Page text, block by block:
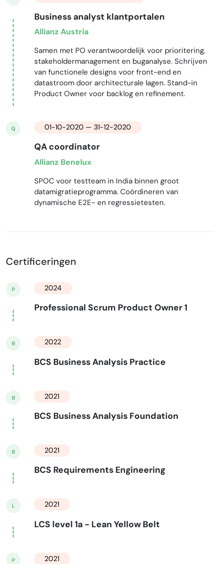
Business analyst klantportalen
Allianz Austria
Samen met PO verantwoordelijk voor prioritering,
stakeholdermanagement en buganalyse. Schrijven
van functionele designs voor front-end en
datastroom door architecturale lagen. Stand-in
Product Owner voor backlog en refinement.
Q 01-10-2020 — 31-12-2020
QA coordinator
Allianz Benelux
SPOC voor testteam in India binnen groot
datamigratieprogramma. Coördineren van
dynamische E2E- en regressietesten.
Certificeringen
P 2024
Professional Scrum Product Owner 1
B 2022
BCS Business Analysis Practice
B 2021
BCS Business Analysis Foundation
B 2021
BCS Requirements Engineering
L 2021
LCS level 1a - Lean Yellow Belt
P 2021